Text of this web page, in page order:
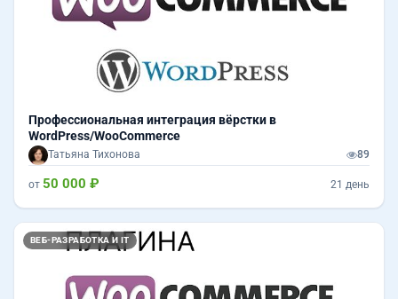
Профессиональная интеграция вёрстки в
WordPress/WooCommerce
Татьяна Тихонова 89
от 50 000 ₽ 21 день
ВЕБ-РАЗРАБОТКА И IT